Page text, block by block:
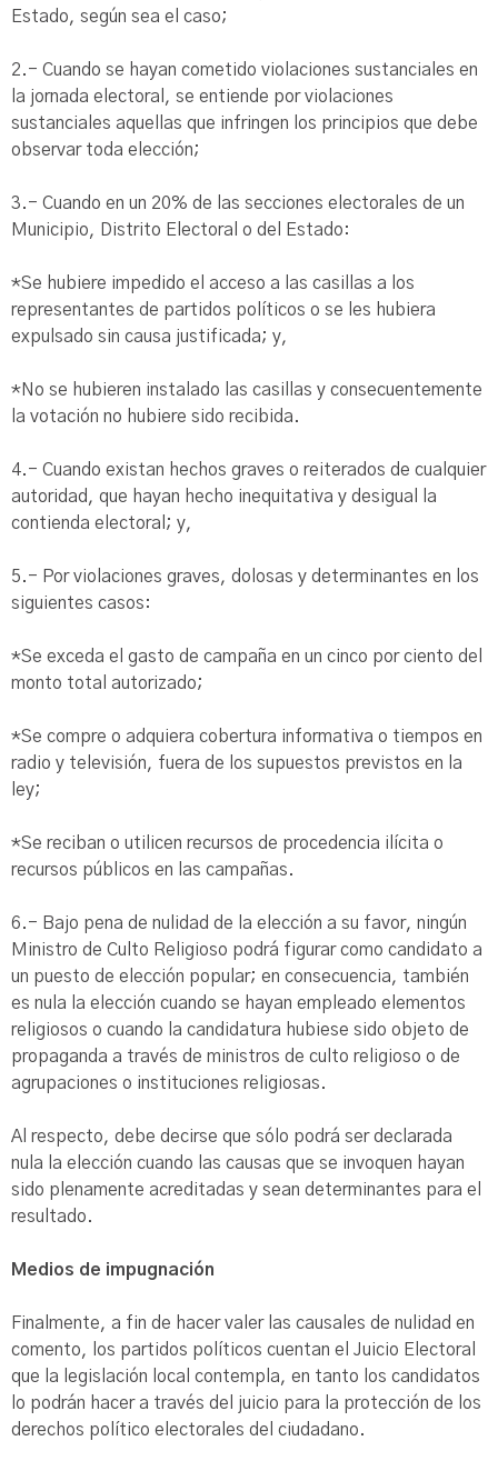
Estado, según sea el caso;
2.- Cuando se hayan cometido violaciones sustanciales en
la jornada electoral, se entiende por violaciones
sustanciales aquellas que infringen los principios que debe
observar toda elección;
3.- Cuando en un 20% de las secciones electorales de un
Municipio, Distrito Electoral o del Estado:
*Se hubiere impedido el acceso a las casillas a los
representantes de partidos políticos o se les hubiera
expulsado sin causa justificada; y,
*No se hubieren instalado las casillas y consecuentemente
la votación no hubiere sido recibida.
4.- Cuando existan hechos graves o reiterados de cualquier
autoridad, que hayan hecho inequitativa y desigual la
contienda electoral; y,
5.- Por violaciones graves, dolosas y determinantes en los
siguientes casos:
*Se exceda el gasto de campaña en un cinco por ciento del
monto total autorizado;
*Se compre o adquiera cobertura informativa o tiempos en
radio y televisión, fuera de los supuestos previstos en la
ley;
*Se reciban o utilicen recursos de procedencia ilícita o
recursos públicos en las campañas.
6.- Bajo pena de nulidad de la elección a su favor, ningún
Ministro de Culto Religioso podrá figurar como candidato a
un puesto de elección popular; en consecuencia, también
es nula la elección cuando se hayan empleado elementos
religiosos o cuando la candidatura hubiese sido objeto de
propaganda a través de ministros de culto religioso o de
agrupaciones o instituciones religiosas.
Al respecto, debe decirse que sólo podrá ser declarada
nula la elección cuando las causas que se invoquen hayan
sido plenamente acreditadas y sean determinantes para el
resultado.
Medios de impugnación
Finalmente, a fin de hacer valer las causales de nulidad en
comento, los partidos políticos cuentan el Juicio Electoral
que la legislación local contempla, en tanto los candidatos
lo podrán hacer a través del juicio para la protección de los
derechos político electorales del ciudadano.